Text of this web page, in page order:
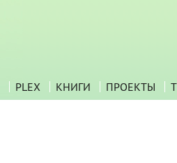
PLEX КНИГИ ПРОЕКТЫ